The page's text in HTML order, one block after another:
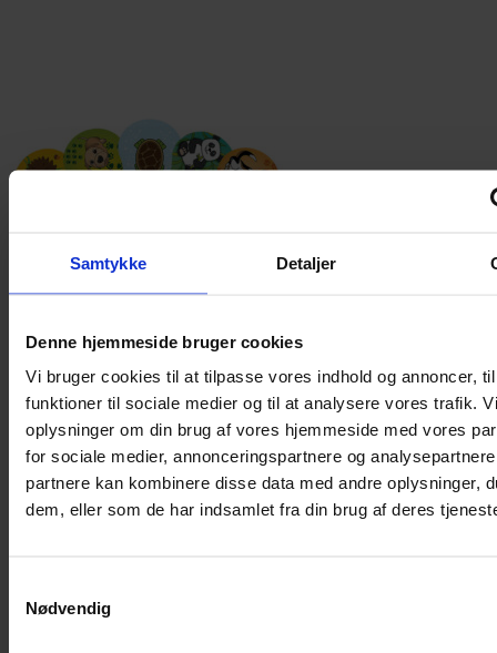
Samtykke Detaljer
Denne hjemmeside bruger cookies
Vi bruger cookies til at tilpasse vores indhold og annoncer,
funktioner til sociale medier og til at analysere vores trafik.
oplysninger om din brug af vores hjemmeside med vores
for sociale medier, annonceringspartnere og
partnere kan kombinere disse data med andre oplysninger,
dem, eller som de har indsamlet fra din brug af deres
Nødvendig
ORTOPAD Øjenplastre – Fun Pack (50 stk.)
260,00kr.
Vælg muligheder
Dette
vare
har
flere
varianter.
Mulighederne
varesiden